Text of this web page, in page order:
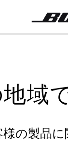
域
の製品